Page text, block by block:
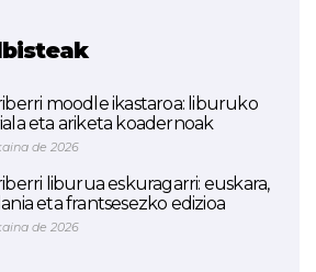
moodle ikastaroa: liburuko
eta ariketa koadernoak
de 2026
liburua eskuragarri: euskara,
eta frantsesezko edizioa
de 2026